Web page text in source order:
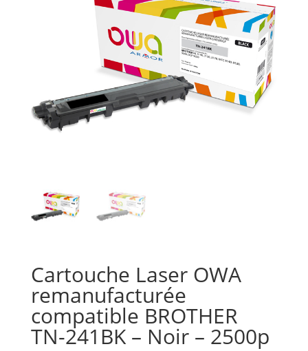
Cartouche Laser OWA
remanufacturée
compatible BROTHER
TN-241BK – Noir – 2500p